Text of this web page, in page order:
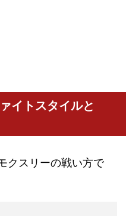
イトスタイルと
クスリーの戦い方で